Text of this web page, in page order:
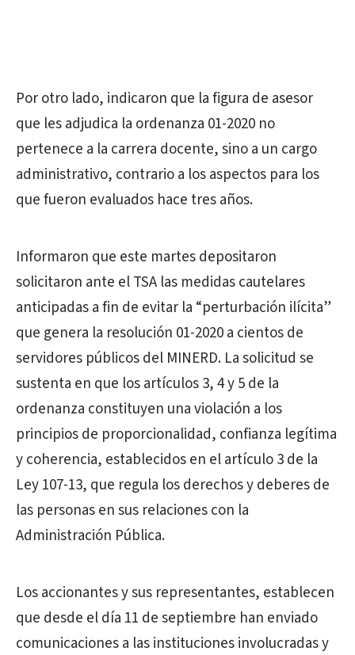
Por otro lado, indicaron que la figura de asesor
que les adjudica la ordenanza 01-2020 no
pertenece a la carrera docente, sino a un cargo
administrativo, contrario a los aspectos para los
que fueron evaluados hace tres años.
Informaron que este martes depositaron
solicitaron ante el TSA las medidas cautelares
anticipadas a fin de evitar la “perturbación ilícita”
que genera la resolución 01-2020 a cientos de
servidores públicos del MINERD. La solicitud se
sustenta en que los artículos 3, 4 y 5 de la
ordenanza constituyen una violación a los
principios de proporcionalidad, confianza legítima
y coherencia, establecidos en el artículo 3 de la
Ley 107-13, que regula los derechos y deberes de
las personas en sus relaciones con la
Administración Pública.
Los accionantes y sus representantes, establecen
que desde el día 11 de septiembre han enviado
comunicaciones a las instituciones involucradas y